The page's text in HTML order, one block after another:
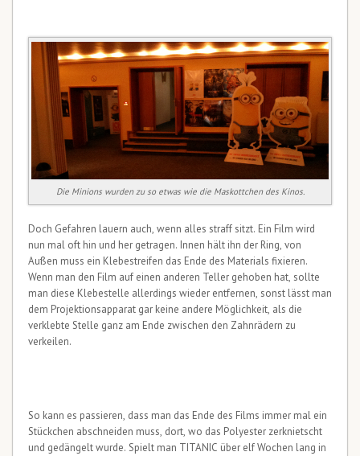
Die Minions wurden zu so etwas wie die Maskottchen des Kinos.
Doch Gefahren lauern auch, wenn alles straff sitzt. Ein Film wird
nun mal oft hin und her getragen. Innen hält ihn der Ring, von
Außen muss ein Klebestreifen das Ende des Materials fixieren.
Wenn man den Film auf einen anderen Teller gehoben hat, sollte
man diese Klebestelle allerdings wieder entfernen, sonst lässt man
dem Projektionsapparat gar keine andere Möglichkeit, als die
verklebte Stelle ganz am Ende zwischen den Zahnrädern zu
verkeilen.
So kann es passieren, dass man das Ende des Films immer mal ein
Stückchen abschneiden muss, dort, wo das Polyester zerknietscht
und gedängelt wurde. Spielt man TITANIC über elf Wochen lang in